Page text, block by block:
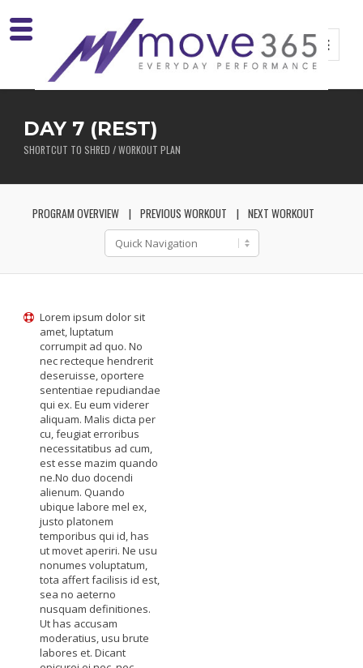
DAY 7 (REST)
SHORTCUT TO SHRED / WORKOUT PLAN
PROGRAM OVERVIEW PREVIOUS WORKOUT NEXT WORKOUT
Lorem ipsum dolor sit
amet, luptatum
corrumpit ad quo. No
nec recteque hendrerit
deseruisse, oportere
sententiae repudiandae
qui ex. Eu eum viderer
aliquam. Malis dicta per
cu, feugiat erroribus
necessitatibus ad cum,
est esse mazim quando
ne.No duo docendi
alienum. Quando
ubique labore mel ex,
justo platonem
temporibus qui id, has
ut movet aperiri. Ne usu
nonumes voluptatum,
tota affert facilisis id est,
sea no aeterno
nusquam definitiones.
Ut has accusam
moderatius, usu brute
labores et. Dicant